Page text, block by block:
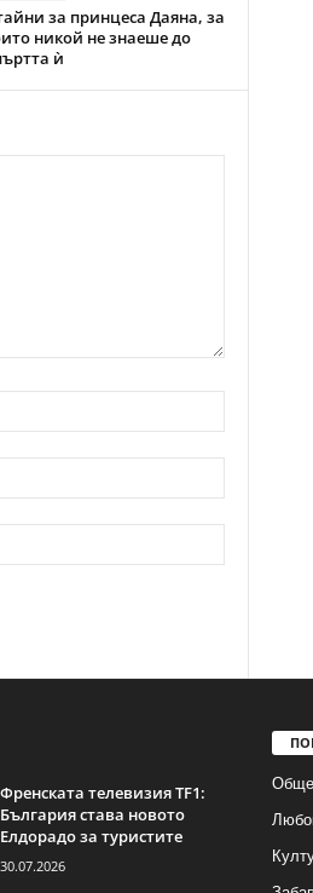
за принцеса Даяна, за
никой не знаеше до
ѝ
Френската телевизия TF1:
България става новото
Елдорадо за туристите
30.07.2026